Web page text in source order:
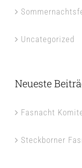
Uncategorized
Neueste
Fasnacht
Steckborner